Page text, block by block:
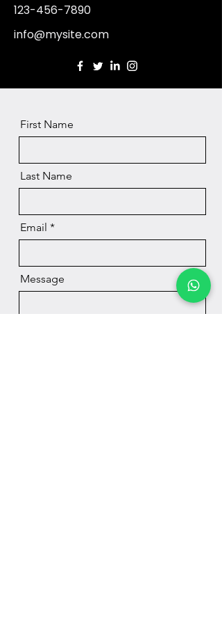
123-456-7890
info@mysite.com
First Name
Last Name
Email
Message